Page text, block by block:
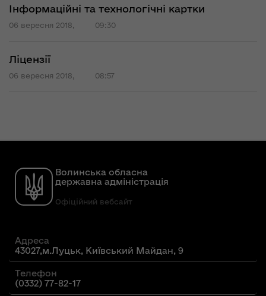
Інформаційні та технологічні картки
06 вересня 2018, 09:30
Ліцензії
06 вересня 2018, 08:57
Волинська обласна
державна адміністрація
Офіційний вебсайт
Адреса
43027,м.Луцьк, Київський Майдан, 9
Телефон
(0332) 77-82-17